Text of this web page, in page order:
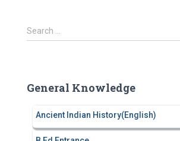
S
e
h
Search …
General Knowledge
Ancient Indian History(English)